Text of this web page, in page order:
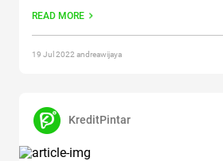
laptop bіѕа tаhаn lаmа dan tеtар аwеt.
READ MORE
19 Jul 2022 andreawijaya
KreditPintar